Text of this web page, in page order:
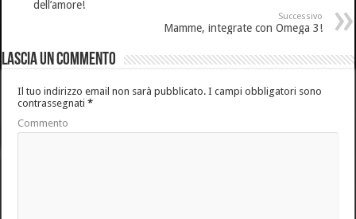
dell’amore!
Successivo
Mamme, integrate con Omega 3!
Lascia un commento
Il tuo indirizzo email non sarà pubblicato. I campi obbligatori sono
contrassegnati*
Commento